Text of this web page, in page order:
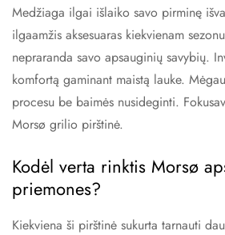
Medžiaga ilgai išlaiko savo pirminę
ilgaamžis aksesuaras kiekvienam
nepraranda savo apsauginių savybių.
komfortą gaminant maistą lauke.
procesu be baimės nusideginti.
Morsø grilio pirštinė.
Kodėl verta rinktis Morsø
priemones?
Kiekviena ši pirštinė sukurta tarnauti